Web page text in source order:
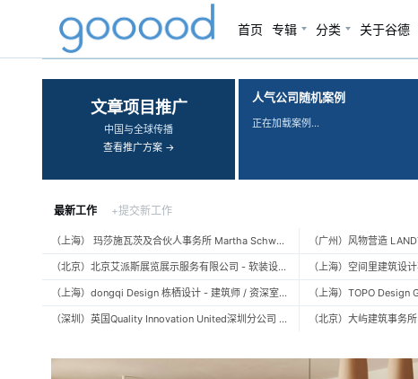
首页 专辑 分类 关于谷德
‹ ›
文章项目推广
中国与全球传播
查看推广方案 →
人气公司随机案例
正在加载案例…
最新工作 +提交新工作
（上海） 玛莎施瓦茨及合伙人事务所 Martha Schwartz Partners – 高级景观建筑师 Senior Landscape Designer / 景观建筑师 Landscape Designer
（北京）北京艾派斯展览展示服务有限公司 - 软装设计师 / 陈列设计师
（上海）dongqi Design 栋栖设计 - 建筑师 / 资深室内设计师 / 室内设计师 / 媒体及公共关系主管 / 设计实习生（常年招聘）
（深圳）英国Quality Innovation United深圳分公司 - 建筑设计师 / 资深建筑设计师 / 室内设计师 / 设计实习生